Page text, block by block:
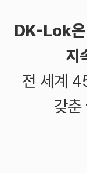
DK-Lok은
지
전 세계
갖춘